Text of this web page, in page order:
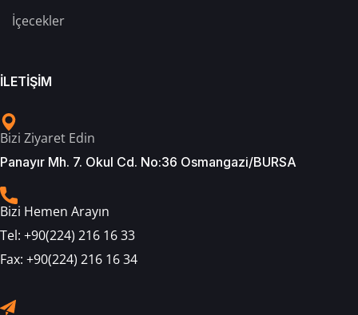
İçecekler
İLETİŞİM
Bizi Ziyaret Edin
Panayır Mh. 7. Okul Cd. No:36 Osmangazi/BURSA
Bizi Hemen Arayın
Tel: +90(224) 216 16 33
Fax: +90(224) 216 16 34